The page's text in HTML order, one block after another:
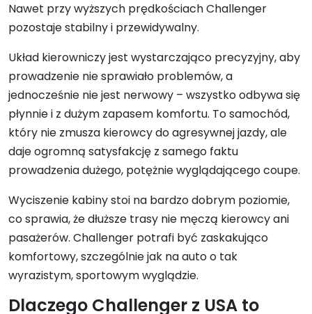
Nawet przy wyższych prędkościach Challenger
pozostaje stabilny i przewidywalny.
Układ kierowniczy jest wystarczająco precyzyjny, aby
prowadzenie nie sprawiało problemów, a
jednocześnie nie jest nerwowy – wszystko odbywa się
płynnie i z dużym zapasem komfortu. To samochód,
który nie zmusza kierowcy do agresywnej jazdy, ale
daje ogromną satysfakcję z samego faktu
prowadzenia dużego, potężnie wyglądającego coupe.
Wyciszenie kabiny stoi na bardzo dobrym poziomie,
co sprawia, że dłuższe trasy nie męczą kierowcy ani
pasażerów. Challenger potrafi być zaskakująco
komfortowy, szczególnie jak na auto o tak
wyrazistym, sportowym wyglądzie.
Dlaczego Challenger z USA to